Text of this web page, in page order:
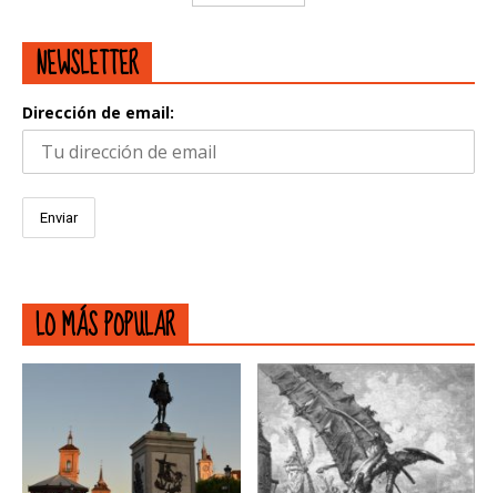
NEWSLETTER
Dirección de email:
LO MÁS POPULAR